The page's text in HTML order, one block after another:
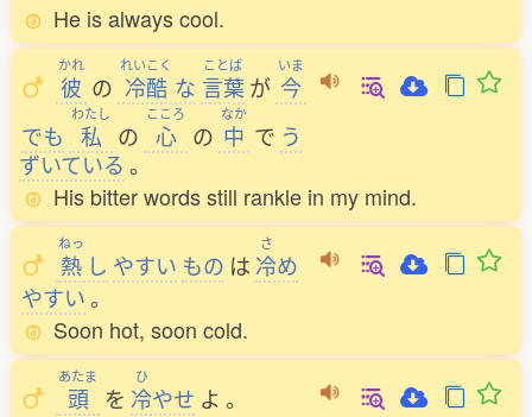
He is always cool.
かれ
彼 の
れいこく
冷酷 な
ことば
言葉 が
いま
今
でも
わたし
私 の
こころ
心 の
なか
中 で う
ずいている 。
His bitter words still rankle in my mind.
ねっ
熱 し やすい もの は
さ
冷め
やすい。
Soon hot, soon cold.
あたま
頭 を
ひ
冷やせ よ 。